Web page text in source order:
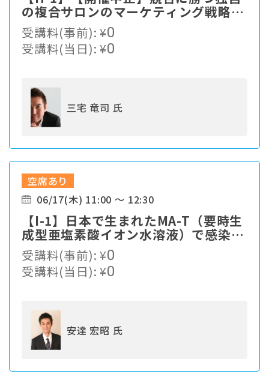
の複合サロンのマーケティング戦略と
は？
受講料(事前):¥0
受講料(当日):¥0
三宅 竜司 氏
空席あり
06/17(木) 11:00 ～ 12:30
【I-1】⽇本で⽣まれたMA-T（要時⽣
成型亜塩素酸イオン⽔溶液）で感染症
対策
受講料(事前):¥0
受講料(当日):¥0
安達 宏昭 氏